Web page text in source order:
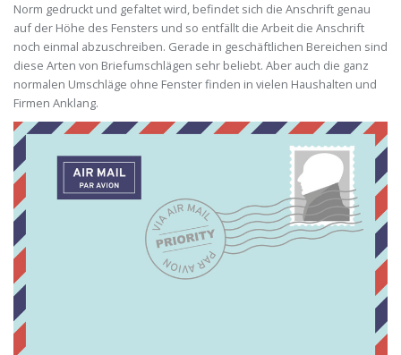
Norm gedruckt und gefaltet wird, befindet sich die Anschrift genau
auf der Höhe des Fensters und so entfällt die Arbeit die Anschrift
noch einmal abzuschreiben. Gerade in geschäftlichen Bereichen sind
diese Arten von Briefumschlägen sehr beliebt. Aber auch die ganz
normalen Umschläge ohne Fenster finden in vielen Haushalten und
Firmen Anklang.